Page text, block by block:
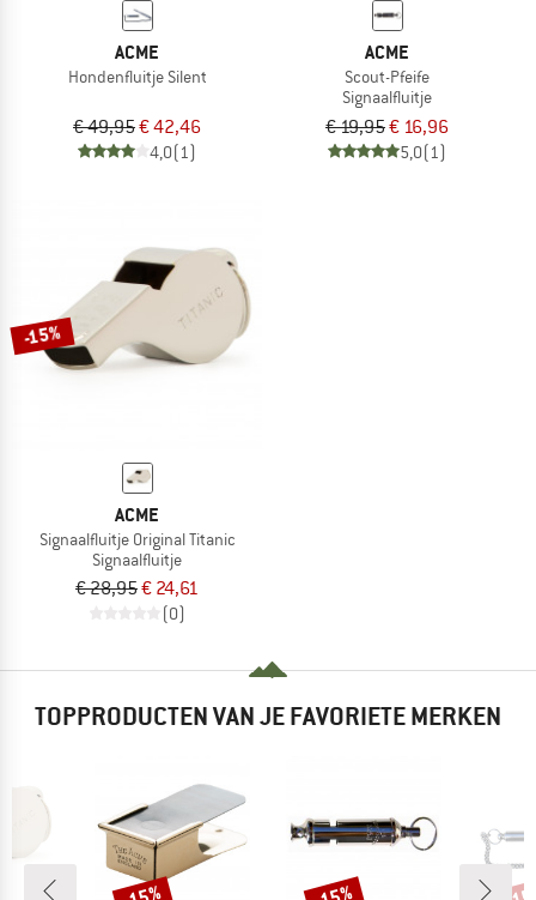
ACME
Hondenfluitje Silent
€ 49,95€ 42,46
4,0(1)
ACME
Scout-Pfeife
Signaalfluitje
€ 19,95€ 16,96
5,0(1)
-15%
ACME
Signaalfluitje Original Titanic
Signaalfluitje
€ 28,95€ 24,61
(0)
TOPPRODUCTEN VAN JE FAVORIETE MERKEN
Korting Korting